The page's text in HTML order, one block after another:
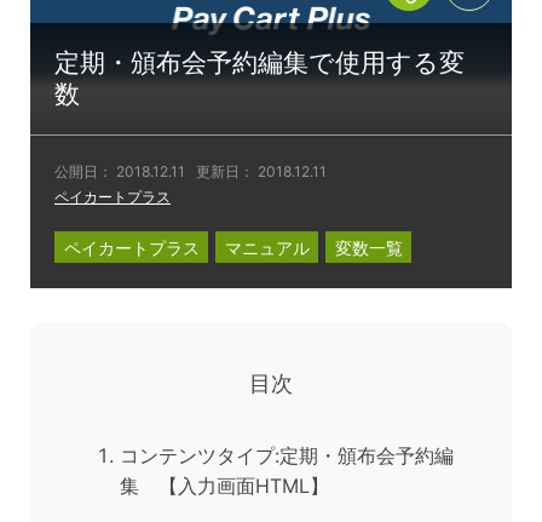
定期・頒布会予約編集で使用する変
数
公開日： 2018.12.11 更新日： 2018.12.11
ペイカートプラス
ペイカートプラス マニュアル 変数一覧
目次
コンテンツタイプ:定期・頒布会予約編
集 【入力画面HTML】